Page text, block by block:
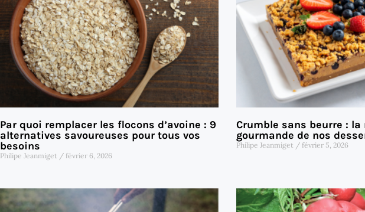
Par quoi remplacer les flocons d’avoine : 9
alternatives savoureuses pour tous vos
besoins
Philipe Jeanmiget février 6, 2026
Crumble sans beurre : la
gourmande de nos
Philipe Jeanmiget février 5, 2026